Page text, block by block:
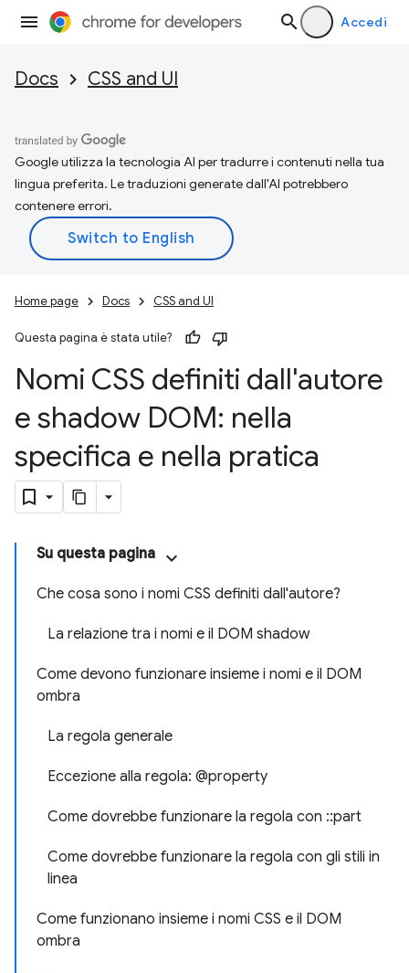
Accedi
Docs CSS and UI
Google utilizza la tecnologia AI per tradurre i contenuti nella tua
lingua preferita. Le traduzioni generate dall'AI potrebbero
contenere errori.
Home page Docs CSS and UI
Questa pagina è stata utile?
Nomi CSS definiti dall'autore
e shadow DOM: nella
specifica e nella pratica
Su questa pagina
Che cosa sono i nomi CSS definiti dall'autore?
La relazione tra i nomi e il DOM shadow
Come devono funzionare insieme i nomi e il DOM
ombra
La regola generale
Eccezione alla regola: @property
Come dovrebbe funzionare la regola con ::part
Come dovrebbe funzionare la regola con gli stili in
linea
Come funzionano insieme i nomi CSS e il DOM
ombra